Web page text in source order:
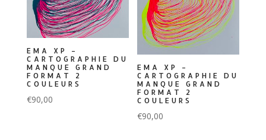
EMA XP –
CARTOGRAPHIE DU
MANQUE GRAND
FORMAT 2
COULEURS
€90,00
EMA XP –
CARTOGRAPHIE DU
MANQUE GRAND
FORMAT 2
COULEURS
€90,00